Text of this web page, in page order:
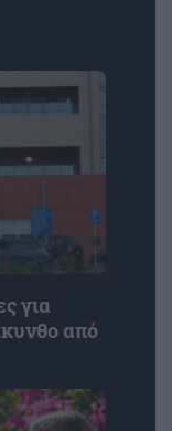
για
από